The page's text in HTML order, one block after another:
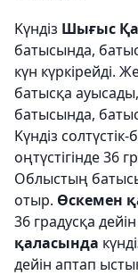
Kүндіз Шығыс
батысында,
күн күркірейді.
батысқа
батысында,
Kүндіз
оңтүстігінде 36
Облыстың
отыр. Өскемен
36 градусқа
қаласында
дейін аптап